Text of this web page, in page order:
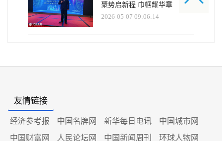
聚势启新程 巾帼耀华章
2026-05-07 09:06:14
友情链接
经济参考报 中国名牌网 新华每日电讯
中国城市网
中国财富网
人民论坛网 中国新闻周刊 环球人物网